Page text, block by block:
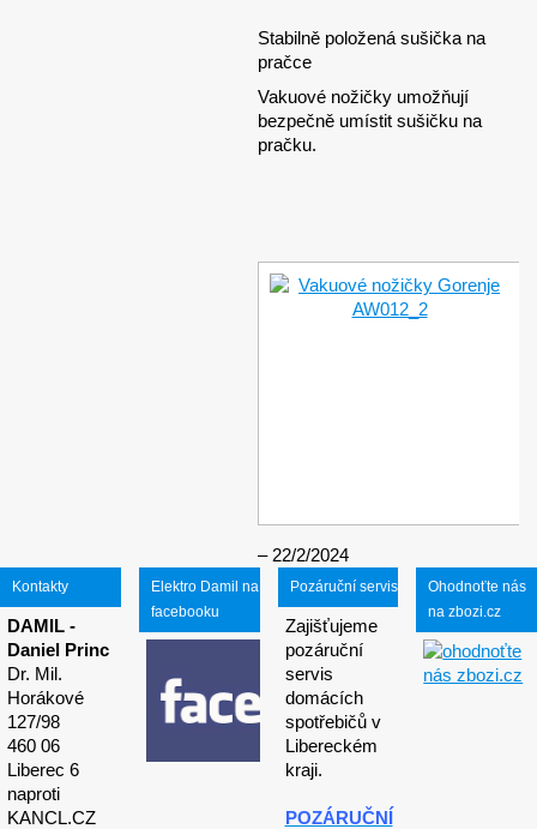
Stabilně položená sušička na
pračce
Vakuové nožičky umožňují
bezpečně umístit sušičku na
pračku.
22/2/2024
Kontakty
DAMIL -
Daniel Princ
Dr. Mil.
Horákové
127/98
460 06
Liberec 6
naproti
KANCL.CZ
Elektro Damil na
facebooku
Pozáruční servis
Zajišťujeme
pozáruční
servis
domácích
spotřebičů v
Libereckém
kraji.
POZÁRUČNÍ
Ohodnoťte nás
na zbozi.cz